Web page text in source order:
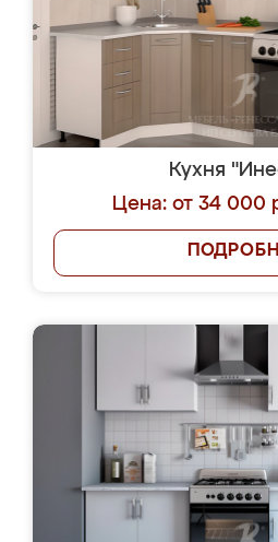
Кухня
Цена: от 34 000